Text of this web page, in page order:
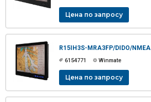
Цена по запросу
R15IH3S-MRA3FP/DIDO/NMEA
6154771 Winmate
Цена по запросу